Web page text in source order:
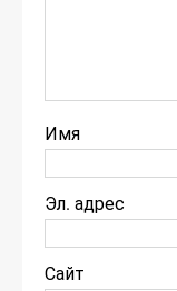
Имя
Эл. адрес
Сайт